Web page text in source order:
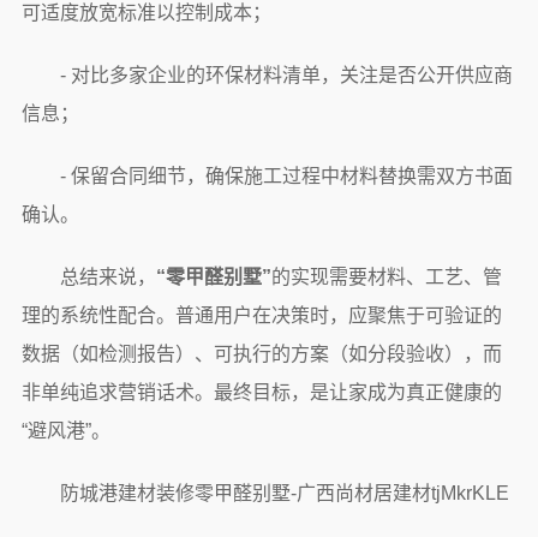
可适度放宽标准以控制成本；
- 对比多家企业的环保材料清单，关注是否公开供应商
信息；
- 保留合同细节，确保施工过程中材料替换需双方书面
确认。
总结来说， “零甲醛别墅”的实现需要材料、工艺、管
理的系统性配合。普通用户在决策时，应聚焦于可验证的
数据（如检测报告）、可执行的方案（如分段验收），而
非单纯追求营销话术。最终目标，是让家成为真正健康的
“避风港”。
防城港建材装修零甲醛别墅-广西尚材居建材tjMkrKLE